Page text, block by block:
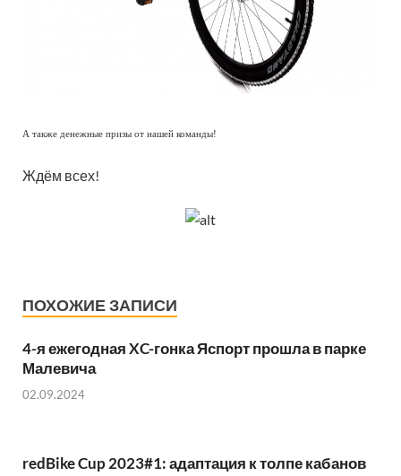
А также денежные призы от нашей команды!
Ждём всех!
ПОХОЖИЕ ЗАПИСИ
4-я ежегодная XC-гонка Яспорт прошла в парке
Малевича
02.09.2024
redBike Cup 2023#1: адаптация к толпе кабанов